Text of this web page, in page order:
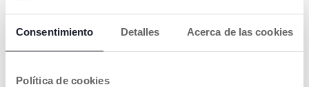
Consentimiento Detalles Acerca de las cookies
Política de cookies